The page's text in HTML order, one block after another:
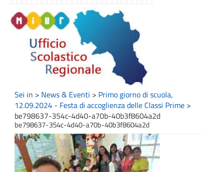
Sei in > News & Eventi > Primo giorno di scuola,
12.09.2024 - Festa di accoglienza delle Classi Prime >
be798637-354c-4d40-a70b-40b3f8604a2d
be798637-354c-4d40-a70b-40b3f8604a2d